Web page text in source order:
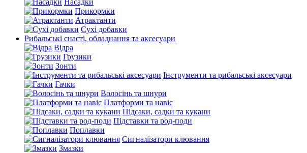
Насадки
Прикормки
Атрактанти
Сухі добавки
Рибальські снасті, обладнання та аксесуари
Відра
Грузики
Зонти
Інструменти та рибальські аксесуари
Гачки
Волосінь та шнури
Платформи та навіс
Підсаки, садки та кукани
Підставки та род-поди
Поплавки
Сигналізатори клювання
Змазки